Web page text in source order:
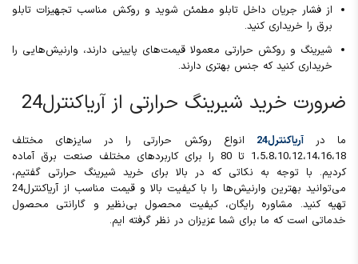
از فشار جریان داخل تابلو مطمئن شوید و روکش مناسب تجهیزات تابلو
برق را خریداری کنید.
شیرینگ و روکش حرارتی معمولا قیمت‌های پایینی دارند، وارنیش‌هایی را
خریداری کنید که جنس بهتری دارند.
ضرورت خرید شیرینگ حرارتی از آریاکنترل24
ما درآریاکنترل24
انواع روکش حرارتی را در سایزهای مختلف
1،5،8،10،12،14،16،18 تا 80 را برای کاربردهای مختلف صنعت برق آماده
کردیم. با توجه به نکاتی که در بالا برای خرید شیرینگ حرارتی گفتیم،
می‌توانید بهترین وارنیش‌ها را با کیفیت بالا و قیمت مناسب از آریاکنترل24
تهیه کنید. مشاوره رایگان، کیفیت محصول بی‌نظیر و گارانتی محصول
خدماتی است که ما برای شما عزیزان در نظر گرفته ایم.